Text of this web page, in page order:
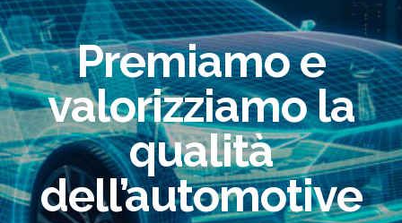
Premiamo e
valorizziamo la
qualità
dell’automotive